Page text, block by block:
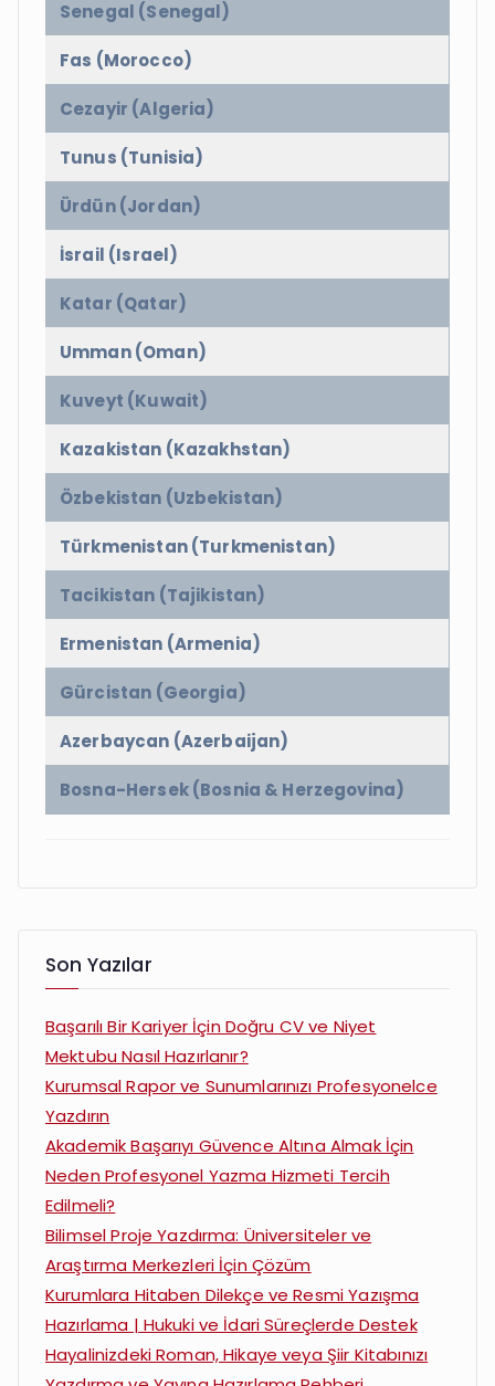
Senegal (Senegal)
Fas (Morocco)
Cezayir (Algeria)
Tunus (Tunisia)
Ürdün (Jordan)
İsrail (Israel)
Katar (Qatar)
Umman (Oman)
Kuveyt (Kuwait)
Kazakistan (Kazakhstan)
Özbekistan (Uzbekistan)
Türkmenistan (Turkmenistan)
Tacikistan (Tajikistan)
Ermenistan (Armenia)
Gürcistan (Georgia)
Azerbaycan (Azerbaijan)
Bosna-Hersek (Bosnia & Herzegovina)
Son Yazılar
Başarılı Bir Kariyer İçin Doğru CV ve Niyet
Mektubu Nasıl Hazırlanır?
Kurumsal Rapor ve Sunumlarınızı Profesyonelce
Yazdırın
Akademik Başarıyı Güvence Altına Almak İçin
Neden Profesyonel Yazma Hizmeti Tercih
Edilmeli?
Bilimsel Proje Yazdırma: Üniversiteler ve
Araştırma Merkezleri İçin Çözüm
Kurumlara Hitaben Dilekçe ve Resmi Yazışma
Hazırlama | Hukuki ve İdari Süreçlerde Destek
Hayalinizdeki Roman, Hikaye veya Şiir Kitabınızı